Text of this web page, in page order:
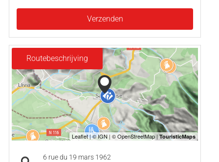
Verzenden
Routebeschrijving
6 rue du 19 mars 1962